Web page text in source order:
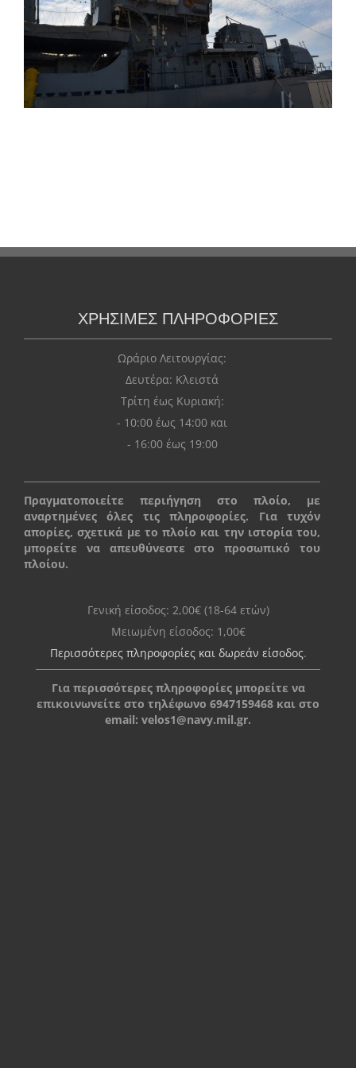
ΧΡΗΣΙΜΕΣ ΠΛΗΡΟΦΟΡΙΕΣ
Ωράριο Λειτουργίας:
Δευτέρα: Kλειστά
Τρίτη έως Κυριακή:
- 10:00 έως 14:00 και
- 16:00 έως 19:00
Πραγματοποιείτε περιήγηση στο πλοίο, με
αναρτημένες όλες τις πληροφορίες. Για τυχόν
απορίες, σχετικά με το πλοίο και την ιστορία του,
μπορείτε να απευθύνεστε στο προσωπικό του
πλοίου.
Γενική είσοδος: 2,00€ (18-64 ετών)
Μειωμένη είσοδος: 1,00€
Περισσότερες πληροφορίες και δωρεάν είσοδος.
Για περισσότερες πληροφορίες μπορείτε να
επικοινωνείτε στο τηλέφωνο 6947159468 και στο
email: velos1@navy.mil.gr.